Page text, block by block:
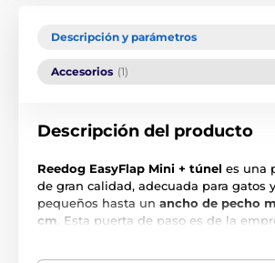
Descripción y parámetros
Accesorios (1)
Descripción del producto
Reedog EasyFlap Mini + túnel es una
de gran calidad, adecuada para gatos
pequeños hasta un ancho de pecho
cm . Esta puerta de paso es de la